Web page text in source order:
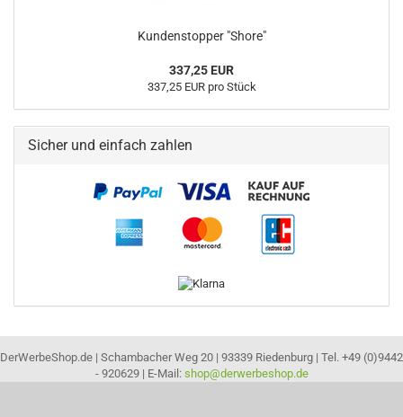
Kundenstopper "Shore"
337,25 EUR
337,25 EUR pro Stück
Sicher und einfach zahlen
DerWerbeShop.de | Schambacher Weg 20 | 93339 Riedenburg | Tel. +49 (0)9442
- 920629 | E-Mail: shop@derwerbeshop.de